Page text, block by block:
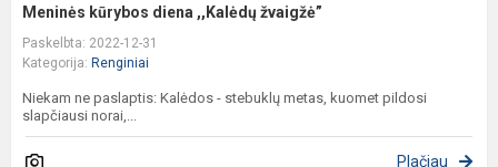
Meninės kūrybos diena ,,Kalėdų žvaigžė”
Paskelbta: 2022-12-31
Kategorija: Renginiai
Niekam ne paslaptis: Kalėdos - stebuklų metas, kuomet pildosi
slapčiausi norai,...
Plačiau